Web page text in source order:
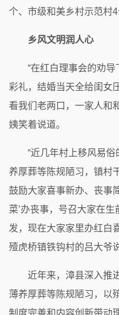
个、市级和美乡村示范村4
乡风文明润人心
“在红白理事会的劝
彩礼，结婚当天全给闺女
看我们老两口，一家人和
姨笑着说道。
“近几年村上移风易
养厚葬等陈规陋习，镇村
鼓励大家喜事新办、丧事
菜’办丧事，号召大家在
发，现在大家家里办红白
殪虎桥镇铁钩村的吕大爷说
近年来，漳县深入推
薄养厚葬等陈规陋习，以
制度完善和内容创新带动